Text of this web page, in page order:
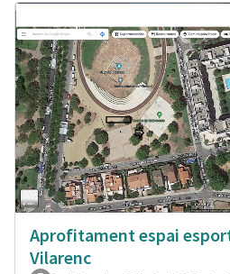
Aprofitament espai
Vilarenc